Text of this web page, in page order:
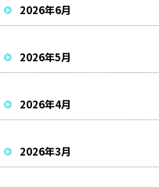
2026年6月
2026年5月
2026年4月
2026年3月